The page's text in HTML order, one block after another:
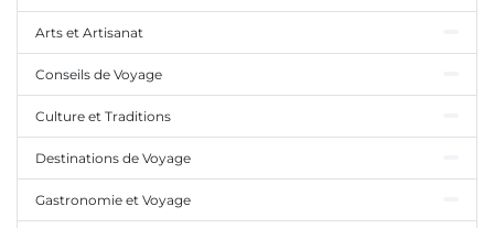
Arts et Artisanat
Conseils de Voyage
Culture et Traditions
Destinations de Voyage
Gastronomie et Voyage